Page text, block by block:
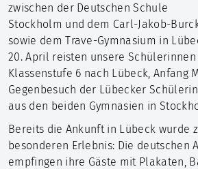
zwischen der Deutschen Schule
Stockholm und dem Carl-Jakob-
sowie dem Trave-Gymnasium in
20. April reisten unsere
Klassenstufe 6 nach Lübeck, Anfang
Gegenbesuch der Lübecker
aus den beiden Gymnasien in
Bereits die Ankunft in Lübeck wurde
besonderen Erlebnis: Die deutschen
empfingen ihre Gäste mit Plakaten,